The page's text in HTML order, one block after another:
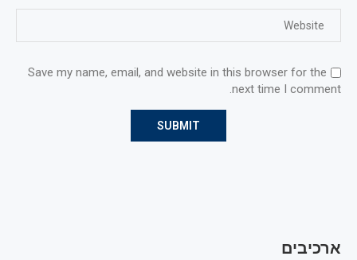
Save my name, email, and website in this browser for the
next time I comment.
ארכיבים